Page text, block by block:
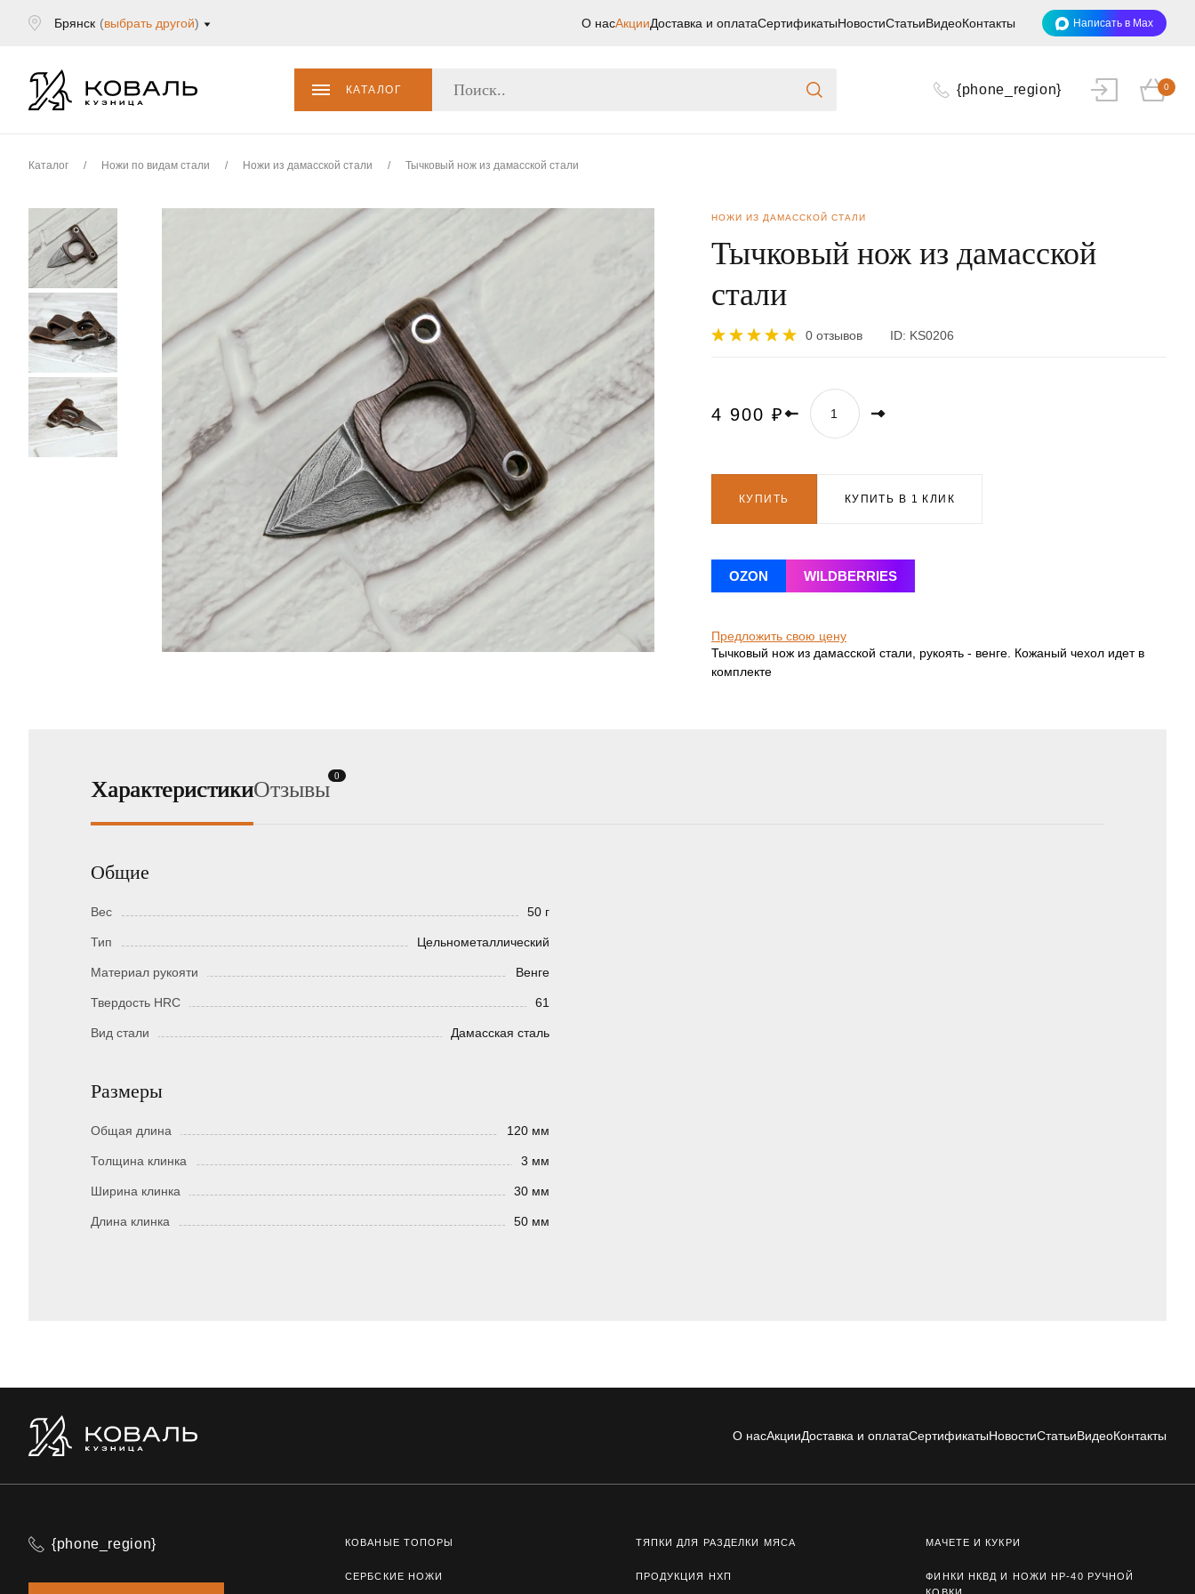
Брянск (выбрать другой) О насАкцииДоставка и оплатаСертификатыНовостиСтатьиВидеоКонтакты Написать в Max
КАТАЛОГ {phone_region} 0
Каталог / Ножи по видам стали / Ножи из дамасской стали / Тычковый нож из дамасской стали
НОЖИ ИЗ ДАМАССКОЙ СТАЛИ
Тычковый нож из дамасской
стали
0 отзывов ID: KS0206
4 900 ₽
КУПИТЬ КУПИТЬ В 1 КЛИК
OZON WILDBERRIES
Предложить свою цену
Тычковый нож из дамасской стали, рукоять - венге. Кожаный чехол идет в
комплекте
ХарактеристикиОтзывы
0
Общие
Вес 50 г
Тип Цельнометаллический
Материал рукояти Венге
Твердость HRC 61
Вид стали Дамасская сталь
Размеры
Общая длина 120 мм
Толщина клинка 3 мм
Ширина клинка 30 мм
Длина клинка 50 мм
О насАкцииДоставка и оплатаСертификатыНовостиСтатьиВидеоКонтакты
{phone_region} КОВАНЫЕ ТОПОРЫ ТЯПКИ ДЛЯ РАЗДЕЛКИ МЯСА МАЧЕТЕ И КУКРИ
СЕРБСКИЕ НОЖИ ПРОДУКЦИЯ НХП
ФИНКИ НКВД И НОЖИ НР-40 РУЧНОЙ